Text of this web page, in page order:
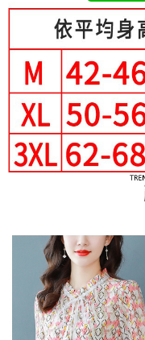
1.分期款項不併入電信帳單
醒簡訊。
2.透過簡訊連結打開帳單後
帳／街口支付／iPASS
【注意事項】
1.本服務係由「台灣大哥大
用戶於交易時，得透過本服
買賣價金債權讓與本公司後
2.基於同意付款使用「大哥
資料（包含姓名、電話或地
由本公司與您本人進行分期
3.完整用戶服務條款，請詳
【「AFTEE先享後付」結帳
１．於結帳方式選擇「
結帳頁面，進行簡訊認證並
３．收到繳費通知簡訊後14
ATM／網路銀行／等多元方
※ 請注意：結帳手續完成當
購買商品的店家。未經商家
後付繳納相關費用。
※ 交易是否成功請以「
是否繳費成功／繳費後需取
客戶支援中心」https://
１．透過由恩沛科技股份有
權轉讓予恩沛科技股份有限公
２．關於個人資料處理事宜
https://aftee.tw/terms/#terms3
３．未成年的使用者請事先
「AFTEE先享後付」，若未
任。
４．使用「AFTEE先享後付
運送方式
全家付款取貨
每筆NT$80，滿NT$699(
付款後全家取貨
每筆NT$80，滿NT$699(
付款後萊爾富取貨
每筆NT$80，滿NT$699(
每筆NT$80，滿NT$699(
付款後7-11取貨
每筆NT$80，滿NT$699(
宅配
每筆NT$70，滿NT$699(